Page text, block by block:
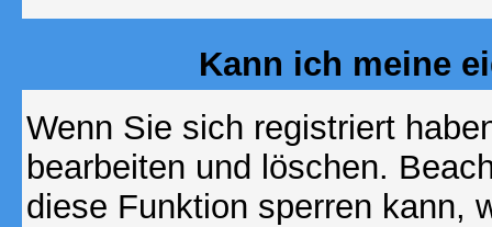
Kann ich meine
Wenn Sie sich registriert
bearbeiten und löschen.
diese Funktion sperren kann,